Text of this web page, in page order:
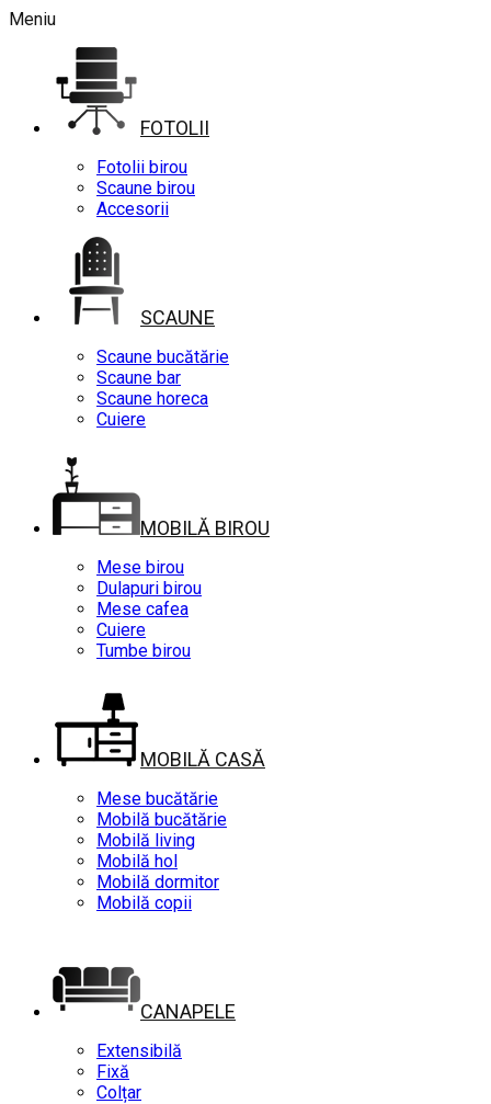
Meniu
FOTOLII
Fotolii birou
Scaune birou
Accesorii
SCAUNE
Scaune bucătărie
Scaune bar
Scaune horeca
Cuiere
MOBILĂ BIROU
Mese birou
Dulapuri birou
Mese cafea
Cuiere
Tumbe birou
MOBILĂ CASĂ
Mese bucătărie
Mobilă bucătărie
Mobilă living
Mobilă hol
Mobilă dormitor
Mobilă copii
CANAPELE
Extensibilă
Fixă
Colțar